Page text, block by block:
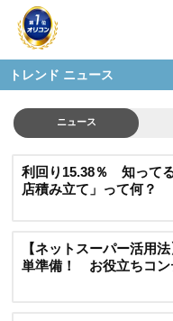
トレンド ニュース
ニュース
利回り15.38％ 知って
店積み立て」って何？
【ネットスーパー活用
単準備！ お役立ちコン